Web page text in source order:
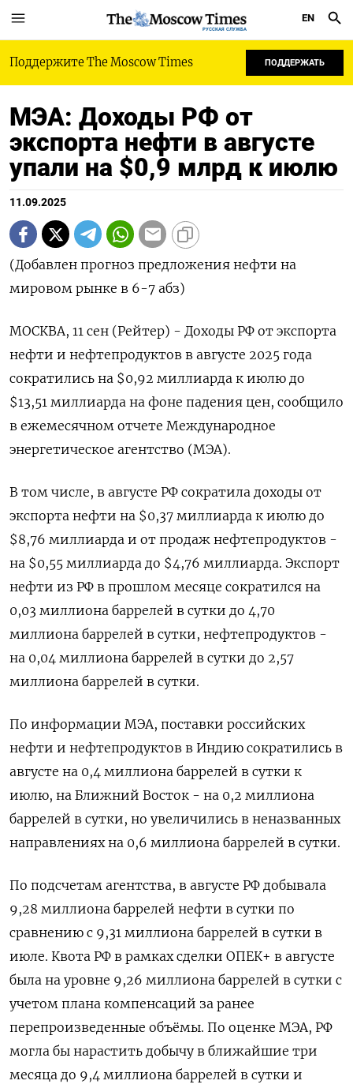
РУССКАЯ СЛУЖБА
EN
Поддержите The Moscow Times ПОДДЕРЖАТЬ
МЭА: Доходы РФ от
экспорта нефти в августе
упали на $0,9 млрд к июлю
11.09.2025
(Добавлен прогноз предложения нефти на
мировом рынке в 6-7 абз)
МОСКВА, 11 сен (Рейтер) - Доходы РФ от экспорта
нефти и нефтепродуктов в августе 2025 года
сократились на $0,92 миллиарда к июлю до
$13,51 миллиарда на фоне падения цен, сообщило
в ежемесячном отчете Международное
энергетическое агентство (МЭА).
В том числе, в августе РФ сократила доходы от
экспорта нефти на $0,37 миллиарда к июлю до
$8,76 миллиарда и от продаж нефтепродуктов -
на $0,55 миллиарда до $4,76 миллиарда. Экспорт
нефти из РФ в прошлом месяце сократился на
0,03 миллиона баррелей в сутки до 4,70
миллиона баррелей в сутки, нефтепродуктов -
на 0,04 миллиона баррелей в сутки до 2,57
миллиона баррелей в сутки.
По информации МЭА, поставки российских
нефти и нефтепродуктов в Индию сократились в
августе на 0,4 миллиона баррелей в сутки к
июлю, на Ближний Восток - на 0,2 миллиона
баррелей в сутки, но увеличились в неназванных
направлениях на 0,6 миллиона баррелей в сутки.
По подсчетам агентства, в августе РФ добывала
9,28 миллиона баррелей нефти в сутки по
сравнению с 9,31 миллиона баррелей в сутки в
июле. Квота РФ в рамках сделки ОПЕК+ в августе
была на уровне 9,26 миллиона баррелей в сутки с
учетом плана компенсаций за ранее
перепроизведенные объёмы. По оценке МЭА, РФ
могла бы нарастить добычу в ближайшие три
месяца до 9,4 миллиона баррелей в сутки и